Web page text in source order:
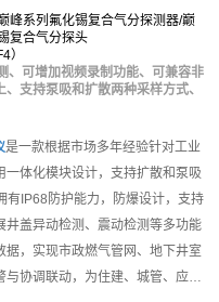
峰系列氟化锡复合气分探测器/巅
复合气分探头
）
、可增加视频录制功能、可兼容非
支持泵吸和扩散两种采样方式、
是一款根据市场多年经验针对工业
体化模块设计，支持扩散和泵吸
有IP68防护能力，防爆设计，支持
盖异动检测、震动检测等多功能
，实现市政燃气管网、地下井室
协调联动，为住建、城管、应急